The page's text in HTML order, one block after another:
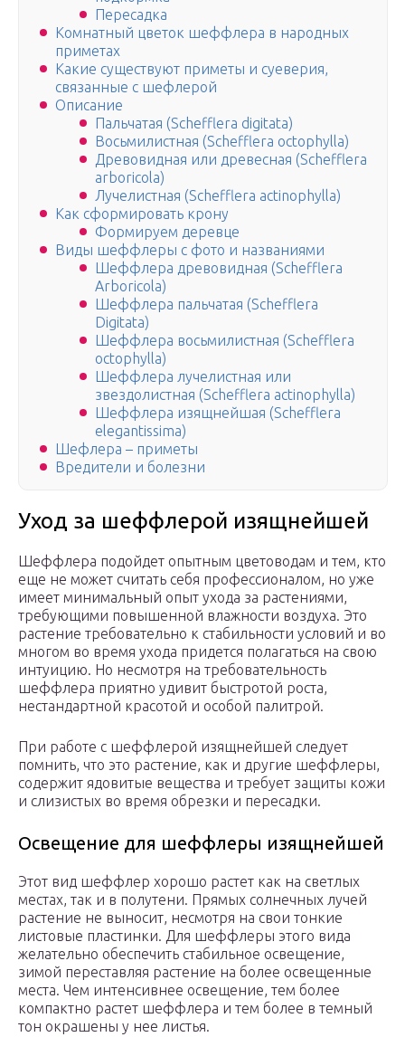
Пересадка
Комнатный цветок шеффлера в народных
приметах
Какие существуют приметы и суеверия,
связанные с шефлерой
Описание
Пальчатая (Schefflera digitata)
Восьмилистная (Schefflera octophylla)
Древовидная или древесная (Schefflera
arboricola)
Лучелистная (Schefflera actinophylla)
Как сформировать крону
Формируем деревце
Виды шеффлеры с фото и названиями
Шеффлера древовидная (Schefflera
Arboricola)
Шеффлера пальчатая (Schefflera
Digitata)
Шеффлера восьмилистная (Schefflera
octophylla)
Шеффлера лучелистная или
звездолистная (Schefflera actinophylla)
Шеффлера изящнейшая (Schefflera
elegantissima)
Шефлера – приметы
Вредители и болезни
Уход за шеффлерой изящнейшей
Шеффлера подойдет опытным цветоводам и тем, кто
еще не может считать себя профессионалом, но уже
имеет минимальный опыт ухода за растениями,
требующими повышенной влажности воздуха. Это
растение требовательно к стабильности условий и во
многом во время ухода придется полагаться на свою
интуицию. Но несмотря на требовательность
шеффлера приятно удивит быстротой роста,
нестандартной красотой и особой палитрой.
При работе с шеффлерой изящнейшей следует
помнить, что это растение, как и другие шеффлеры,
содержит ядовитые вещества и требует защиты кожи
и слизистых во время обрезки и пересадки.
Освещение для шеффлеры изящнейшей
Этот вид шеффлер хорошо растет как на светлых
местах, так и в полутени. Прямых солнечных лучей
растение не выносит, несмотря на свои тонкие
листовые пластинки. Для шеффлеры этого вида
желательно обеспечить стабильное освещение,
зимой переставляя растение на более освещенные
места. Чем интенсивнее освещение, тем более
компактно растет шеффлера и тем более в темный
тон окрашены у нее листья.